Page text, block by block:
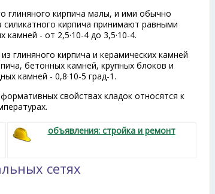
глиняного кирпича малы, и ими обычно
кирпича принимают равными
камней - от 2,5·10-4 до 3,5·10-4.
глиняного кирпича и керамических камней
бетонных камней, крупных блоков и
камней - 0,8·10-5 град-1.
свойствах кладок относятся к
объявления: стройка и ремонт
сетях